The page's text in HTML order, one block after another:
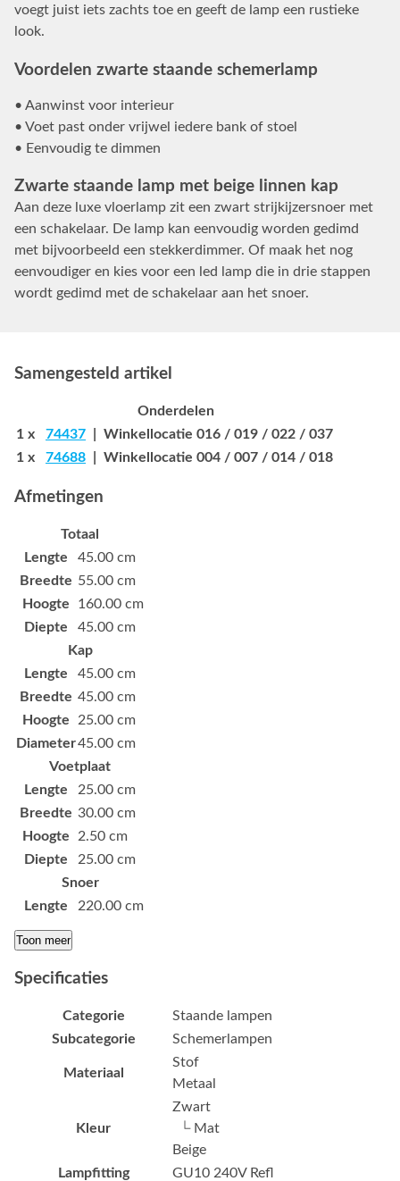
voegt juist iets zachts toe en geeft de lamp een rustieke
look.
Voordelen zwarte staande schemerlamp
• Aanwinst voor interieur
• Voet past onder vrijwel iedere bank of stoel
• Eenvoudig te dimmen
Zwarte staande lamp met beige linnen kap
Aan deze luxe vloerlamp zit een zwart strijkijzersnoer met
een schakelaar. De lamp kan eenvoudig worden gedimd
met bijvoorbeeld een stekkerdimmer. Of maak het nog
eenvoudiger en kies voor een led lamp die in drie stappen
wordt gedimd met de schakelaar aan het snoer.
Samengesteld artikel
Onderdelen
1 x 74437 | Winkellocatie 016 / 019 / 022 / 037
1 x 74688 | Winkellocatie 004 / 007 / 014 / 018
Afmetingen
Totaal
Lengte
45.00 cm
Breedte 55.00 cm
Hoogte
160.00 cm
Diepte
45.00 cm
Kap
Lengte
45.00 cm
Breedte 45.00 cm
Hoogte
25.00 cm
Diameter45.00 cm
Voetplaat
Lengte
25.00 cm
Breedte 30.00 cm
Hoogte
2.50 cm
Diepte
25.00 cm
Snoer
Lengte
220.00 cm
Toon meer
Specificaties
Categorie
Staande lampen
Subcategorie
Schemerlampen
Materiaal
Stof
Metaal
Kleur
Zwart
└ Mat
Beige
Lampfitting
GU10 240V Refl